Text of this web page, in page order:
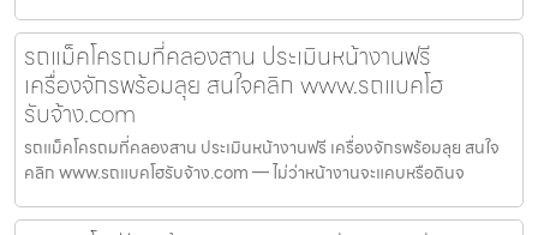
รถแม็คโครถมที่คลองสาน ประเมินหน้างานฟรี
เครื่องจักรพร้อมลุย สนใจคลิก www.รถแบคโฮ
รับจ้าง.com
รถแม็คโครถมที่คลองสาน ประเมินหน้างานฟรี เครื่องจักรพร้อมลุย สนใจ
คลิก www.รถแบคโฮรับจ้าง.com — ไม่ว่าหน้างานจะแคบหรือดินจ